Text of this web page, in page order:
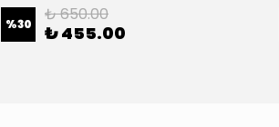
%30 ₺ 650.00
₺ 455.00